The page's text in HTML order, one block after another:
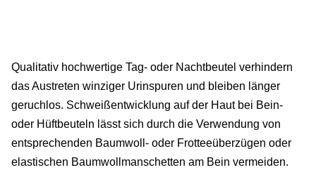
Qualitativ hochwertige Tag- oder Nachtbeutel verhindern
das Austreten winziger Urinspuren und bleiben länger
geruchlos. Schweißentwicklung auf der Haut bei Bein-
oder Hüftbeuteln lässt sich durch die Verwendung von
entsprechenden Baumwoll- oder Frotteeüberzügen oder
elastischen Baumwollmanschetten am Bein vermeiden.